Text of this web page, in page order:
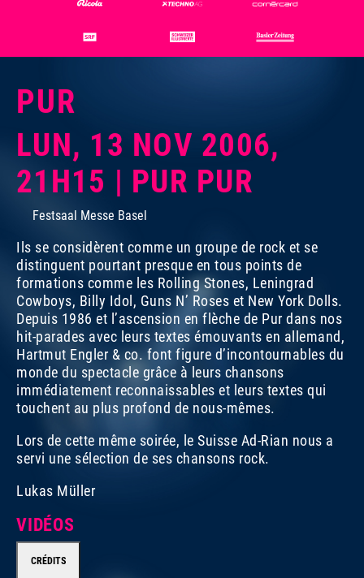
PUR
LUN, 13 NOV 2006,
21H15 | PUR PUR
Festsaal Messe Basel
Ils se considèrent comme un groupe de rock et se
distinguent pourtant presque en tous points de
formations comme les Rolling Stones, Leningrad
Cowboys, Billy Idol, Guns N’ Roses et New York Dolls.
Depuis 1986 et l’ascension en flèche de Pur dans nos
hit-parades avec leurs textes émouvants en allemand,
Hartmut Engler & co. font figure d’incontournables du
monde du spectacle grâce à leurs chansons
immédiatement reconnaissables et leurs textes qui
touchent au plus profond de nous-mêmes.
Lors de cette même soirée, le Suisse Ad-Rian nous a
servi une sélection de ses chansons rock.
Lukas Müller
VIDÉOS
CRÉDITS